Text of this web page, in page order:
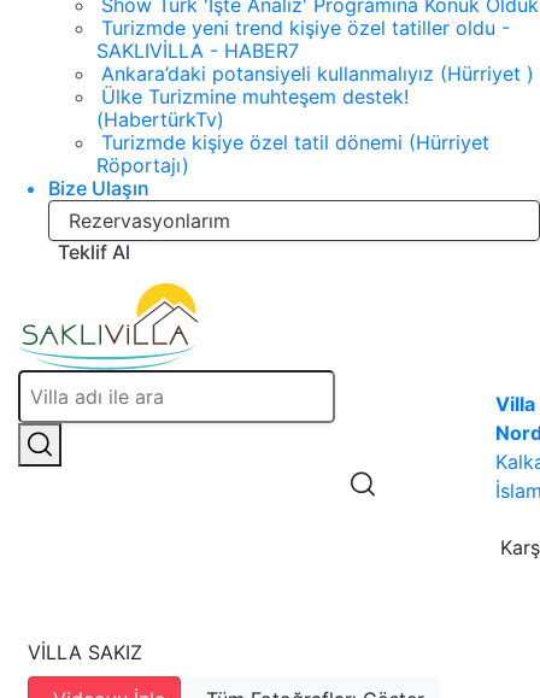
Show Türk 'İşte Analiz' Programına Konuk Olduk
Turizmde yeni trend kişiye özel tatiller oldu -
SAKLIVİLLA - HABER7
Ankara’daki potansiyeli kullanmalıyız (Hürriyet )
Ülke Turizmine muhteşem destek!
(HabertürkTv)
Turizmde kişiye özel tatil dönemi (Hürriyet
Röportajı)
Bize Ulaşın
Rezervasyonlarım
Teklif Al
Villa
VILLA SAKIZ